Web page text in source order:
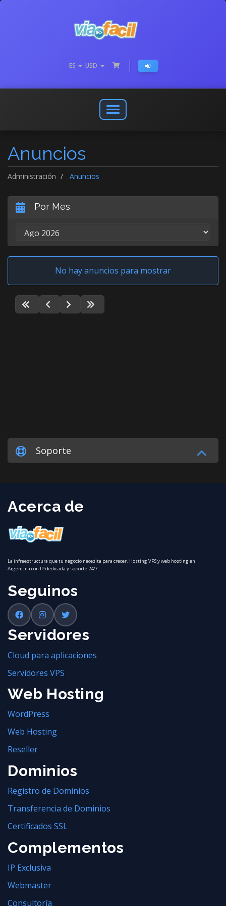
ES USD
Abrir
o
Anuncios
Administración Anuncios
Por Mes
No hay anuncios para mostrar
Soporte
Acerca de
La infraestructura que tu negocio necesita para crecer. Hosting VPS y web hosting en
Argentina con IP dedicada y soporte 24/7.
Seguinos
Servidores
Cloud para aplicaciones
Servidores VPS
Web Hosting
WordPress
Web Hosting
Reseller
Dominios
Registro de Dominios
Transferencia de Dominios
Certificados SSL
Complementos
IP Exclusiva
Webmaster
Consultoría